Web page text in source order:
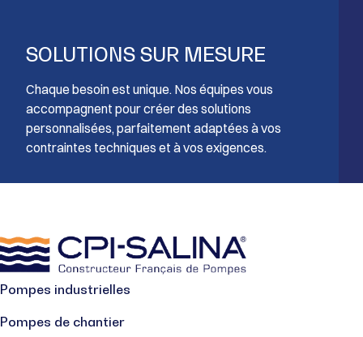
SOLUTIONS SUR MESURE
Chaque besoin est unique. Nos équipes vous
accompagnent pour créer des solutions
personnalisées, parfaitement adaptées à vos
contraintes techniques et à vos exigences.
Pompes industrielles
Pompes de chantier